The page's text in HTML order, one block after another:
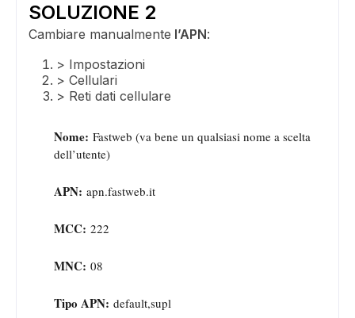
ADS
SOLUZIONE 2
Cambiare manualmente l’APN:
> Impostazioni
> Cellulari
> Reti dati cellulare
Nome: Fastweb (va bene un qualsiasi nome a scelta
dell’utente)
APN: apn.fastweb.it
MCC: 222
MNC: 08
Tipo APN: default,supl